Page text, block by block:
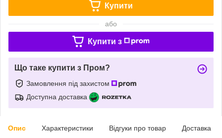
Купити
або
Купити з
Що таке купити з Пром?
Замовлення під захистом
Доступна доставка
Опис Характеристики Відгуки про товар Доставка